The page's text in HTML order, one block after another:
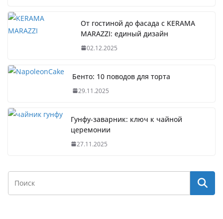
От гостиной до фасада с KERAMA
MARAZZI: единый дизайн
02.12.2025
Бенто: 10 поводов для торта
29.11.2025
Гунфу-заварник: ключ к чайной
церемонии
27.11.2025